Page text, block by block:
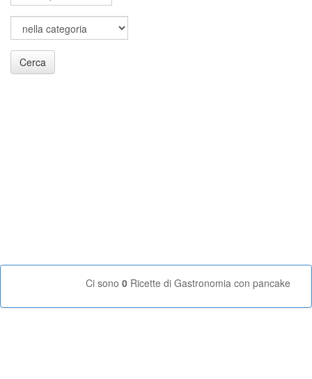
Cerca
Ci sono 0 Ricette di Gastronomia con pancake